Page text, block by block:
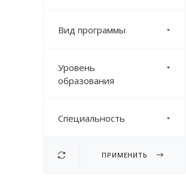
Вид программы
Уровень
образования
Специальность
ПРИМЕНИТЬ